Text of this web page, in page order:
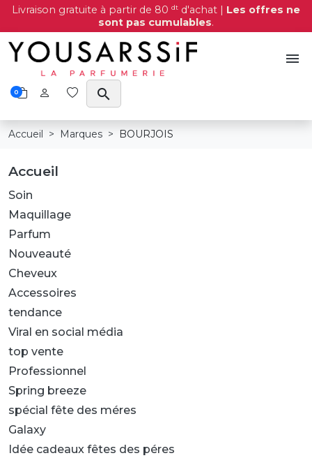
Livraison gratuite à partir de 80 dt d'achat | Les offres ne
sont pas cumulables.
menu
0 search
Accueil Marques BOURJOIS
Accueil
Soin
Maquillage
Parfum
Nouveauté
Cheveux
Accessoires
tendance
Viral en social média
top vente
Professionnel
Spring breeze
spécial fête des méres
Galaxy
Idée cadeaux fêtes des péres